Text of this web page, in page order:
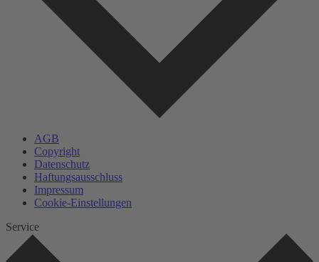
AGB
Copyright
Datenschutz
Haftungsausschluss
Impressum
Cookie-Einstellungen
Service